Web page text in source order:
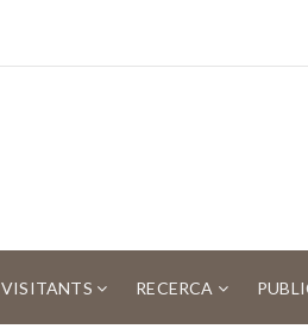
VISITANTS RECERCA